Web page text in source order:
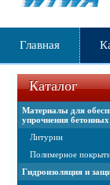
Главная
Каталог
Материалы для
упрочнения
Литурин
Полимерное
Гидроизоляция и